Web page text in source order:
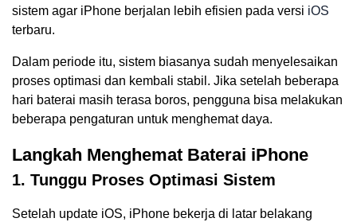
sistem agar iPhone berjalan lebih efisien pada versi iOS
terbaru.
Dalam periode itu, sistem biasanya sudah menyelesaikan
proses optimasi dan kembali stabil. Jika setelah beberapa
hari baterai masih terasa boros, pengguna bisa melakukan
beberapa pengaturan untuk menghemat daya.
Langkah Menghemat Baterai iPhone
1. Tunggu Proses Optimasi Sistem
Setelah update iOS, iPhone bekerja di latar belakang